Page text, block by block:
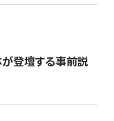
が登壇する事前説